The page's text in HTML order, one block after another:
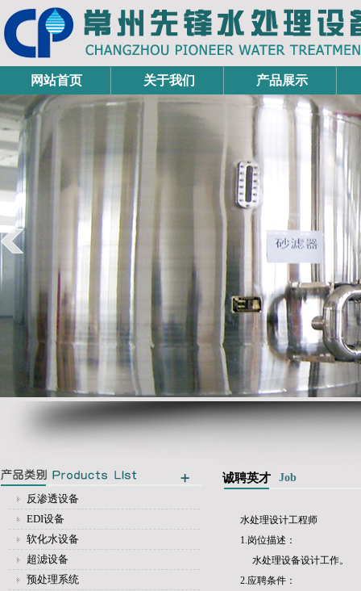
网站首页 关于我们 产品展示
反渗透设备
EDI设备
软化水设备
超滤设备
预处理系统
诚聘英才 Job
水处理设计工程师
1.岗位描述：
水处理设备设计工作。
2.应聘条件：